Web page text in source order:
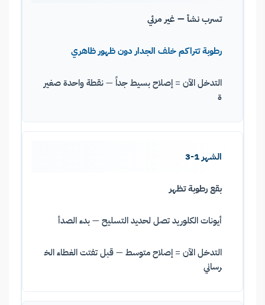
تسرب نشأ — غير مرئي
رطوبة تتراكم خلف الجدار دون ظهور ظاهري
التدخل الآن = إصلاح بسيط جداً — نقطة واحدة صغير
ة
الشهر 1-3
بقع رطوبة تظهر
أيونات الكلوريد تصل لحديد التسليح — بدء الصدأ
التدخل الآن = إصلاح متوسط — قبل تفتت الغطاء الخ
رساني